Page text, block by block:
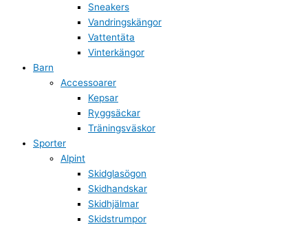
Sneakers
Vandringskängor
Vattentäta
Vinterkängor
Barn
Accessoarer
Kepsar
Ryggsäckar
Träningsväskor
Sporter
Alpint
Skidglasögon
Skidhandskar
Skidhjälmar
Skidstrumpor